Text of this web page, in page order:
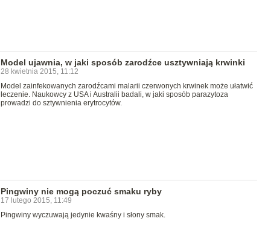
Model ujawnia, w jaki sposób zarodźce usztywniają krwinki
28 kwietnia 2015, 11:12
Model zainfekowanych zarodźcami malarii czerwonych krwinek może ułatwić
leczenie. Naukowcy z USA i Australii badali, w jaki sposób parazytoza
prowadzi do sztywnienia erytrocytów.
Pingwiny nie mogą poczuć smaku ryby
17 lutego 2015, 11:49
Pingwiny wyczuwają jedynie kwaśny i słony smak.